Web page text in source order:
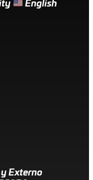
English
Externo